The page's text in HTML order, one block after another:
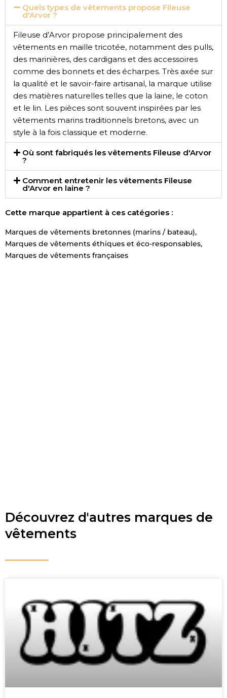
Quels types de vêtements propose Fileuse
d'Arvor ?
Fileuse d’Arvor propose principalement des
vêtements en maille tricotée, notamment des pulls,
des marinières, des cardigans et des accessoires
comme des bonnets et des écharpes. Très axée sur
la qualité et le savoir-faire artisanal, la marque utilise
des matières naturelles telles que la laine, le coton
et le lin. Les pièces sont souvent inspirées par les
vêtements marins traditionnels bretons, avec un
style à la fois classique et moderne.
Où sont fabriqués les vêtements Fileuse d'Arvor
?
Comment entretenir les vêtements Fileuse
d'Arvor en laine ?
Cette marque appartient à ces catégories :
Marques de vêtements bretonnes (marins / bateau),
Marques de vêtements éthiques et éco-responsables,
Marques de vêtements françaises
Découvrez d'autres marques de
vêtements